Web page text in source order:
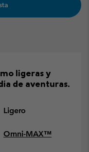
ligeras y
de aventuras.
Ligero
Omni-MAX™